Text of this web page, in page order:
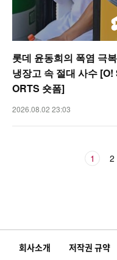
롯데 윤동희의 폭염 극
냉장고 속 절대 사수 [O!
ORTS 숏폼]
2026.08.02 23:03
1 2
회사소개 저작권 규약